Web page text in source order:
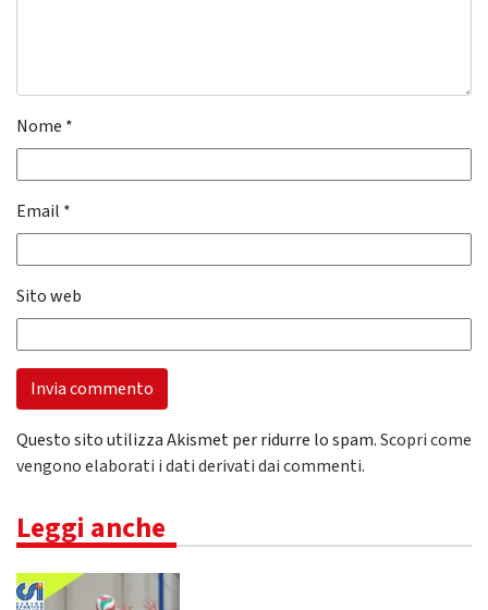
Nome *
Email *
Sito web
Questo sito utilizza Akismet per ridurre lo spam.Scopri come
vengono elaborati i dati derivati dai commenti.
Leggi anche